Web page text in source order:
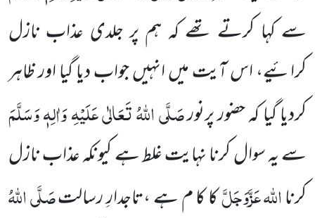
سے کہا کرتے تھے کہ ہم پر جلدی عذاب نازل
کرائیے، اس آیت میں انہیں جواب دیا گیا اور ظاہر
کردیا گیا کہ حضور پرنورصَلَّی اللہُ تَعَالٰی عَلَیْہِ وَاٰلِہٖ وَسَلَّمَ
سے یہ سوال کرنا نہایت غلط ہے کیونکہ عذاب نازل
کرنااللہ عَزَّوَجَلَّکا کا م ہے ،تاجدارِ رسالتصَلَّی اللہُ